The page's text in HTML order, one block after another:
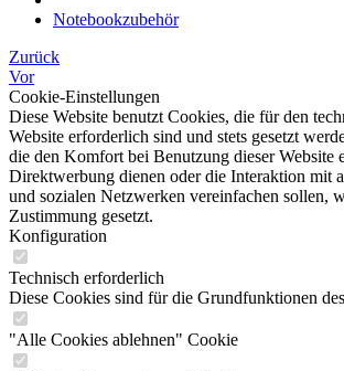
Notebookzubehör
Zurück
Vor
Cookie-Einstellungen
Diese Website benutzt Cookies, die für den
Website erforderlich sind und stets gesetzt
die den Komfort bei Benutzung dieser Website
Direktwerbung dienen oder die Interaktion mit
und sozialen Netzwerken vereinfachen sollen,
Zustimmung gesetzt.
Konfiguration
Technisch erforderlich
Diese Cookies sind für die Grundfunktionen
"Alle Cookies ablehnen" Cookie